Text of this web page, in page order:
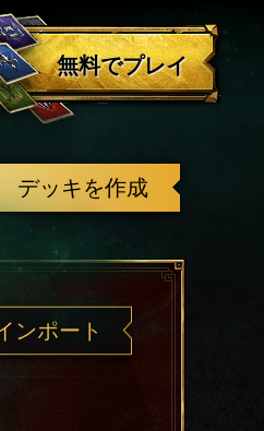
無料でプレイ
デッキを作成
ンポート